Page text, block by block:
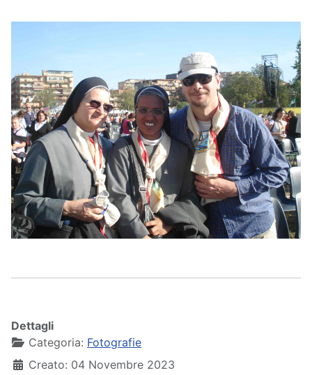
Dettagli
Categoria: Fotografie
Creato: 04 Novembre 2023